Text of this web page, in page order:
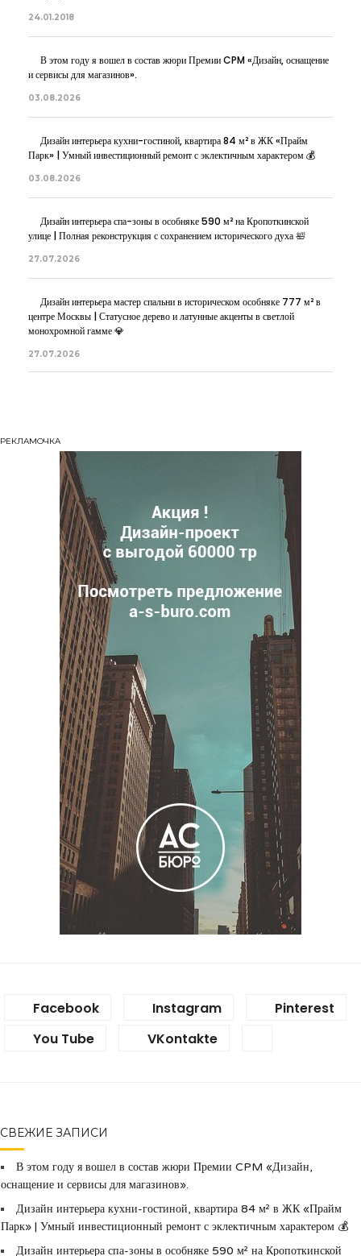
24.01.2018
В этом году я вошел в состав жюри Премии CPM «Дизайн, оснащение
и сервисы для магазинов».
03.08.2026
Дизайн интерьера кухни-гостиной, квартира 84 м² в ЖК «Прайм
Парк» | Умный инвестиционный ремонт с эклектичным характером 💰
03.08.2026
Дизайн интерьера спа-зоны в особняке 590 м² на Кропоткинской
улице | Полная реконструкция с сохранением исторического духа 🛀
27.07.2026
Дизайн интерьера мастер спальни в историческом особняке 777 м² в
центре Москвы | Статусное дерево и латунные акценты в светлой
монохромной гамме 💎
27.07.2026
РЕКЛАМОЧКА
Facebook Instagram
Pinterest
You Tube
VKontakte
СВЕЖИЕ ЗАПИСИ
В этом году я вошел в состав жюри Премии CPM «Дизайн,
оснащение и сервисы для магазинов».
Дизайн интерьера кухни-гостиной, квартира 84 м² в ЖК «Прайм
Парк» | Умный инвестиционный ремонт с эклектичным характером 💰
Дизайн интерьера спа-зоны в особняке 590 м² на Кропоткинской